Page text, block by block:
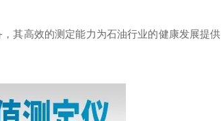
高效的测定能力为石油行业的健康发展提